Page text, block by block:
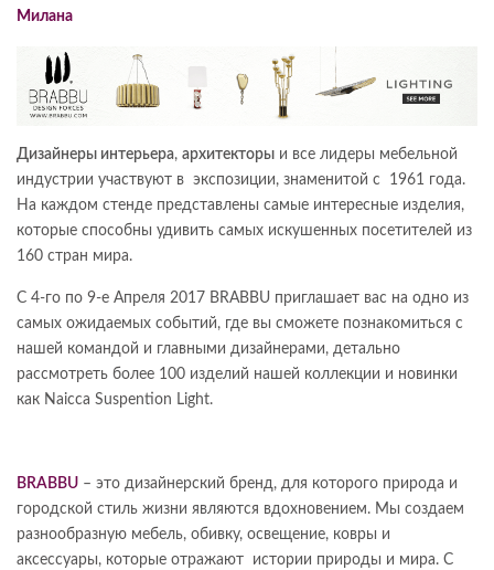
Милана
Дизайнеры интерьера, архитекторы и все лидеры мебельной
индустрии участвуют в экспозиции, знаменитой с 1961 года.
На каждом стенде представлены самые интересные изделия,
которые способны удивить самых искушенных посетителей из
160 стран мира.
С 4-го по 9-е Апреля 2017 BRABBU приглашает вас на одно из
самых ожидаемых событий, где вы сможете познакомиться с
нашей командой и главными дизайнерами, детально
рассмотреть более 100 изделий нашей коллекции и новинки
как Naicca Suspention Light.
BRABBU – это дизайнерский бренд, для которого природа и
городской стиль жизни являются вдохновением. Мы создаем
разнообразную мебель, обивку, освещение, ковры и
аксессуары, которые отражают истории природы и мира. С